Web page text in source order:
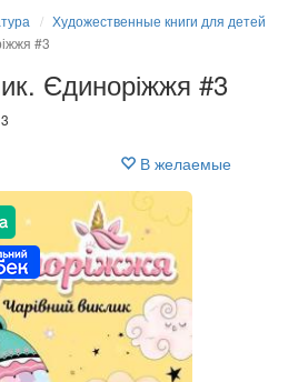
Художественные книги для детей
#3
Єдиноріжжя #3
В желаемые